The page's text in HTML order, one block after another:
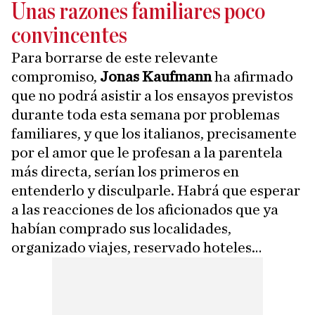
Unas razones familiares poco
convincentes
Para borrarse de este relevante
compromiso, Jonas Kaufmannha afirmado
que no podrá asistir a los ensayos previstos
durante toda esta semana por problemas
familiares, y que los italianos, precisamente
por el amor que le profesan a la parentela
más directa, serían los primeros en
entenderlo y disculparle. Habrá que esperar
a las reacciones de los aficionados que ya
habían comprado sus localidades,
organizado viajes, reservado hoteles…